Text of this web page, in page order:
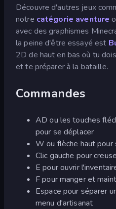
Découvre d'autres jeux
notre catégorie aventure
avec des graphismes
la peine d'être essayé est
2D de haut en bas où tu
et te préparer à la bataille.
Commandes
AD ou les touches
pour se déplacer
W ou flèche haut pour
Clic gauche pour
E pour ouvrir
F pour manger et
Espace pour séparer
menu d'artisanat